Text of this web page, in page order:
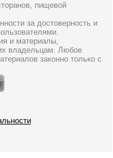
пищевой
за достоверность и
и материалы,
владельцам. Любое
законно только с